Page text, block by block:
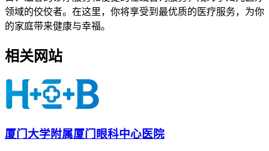
领域的佼佼者。在这里，你将享受到最优质的医疗服务，为你
的家庭带来健康与幸福。
相关网站
厦门大学附属厦门眼科中心医院